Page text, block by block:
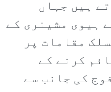
ہیں جہاں
ہیوی مشینری کے
مقامات پر
کرنے کے
کی جانب سے